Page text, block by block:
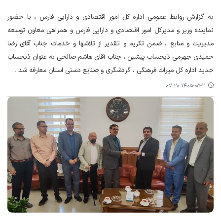
به گزارش روابط عمومی اداره کل امور اقتصادی و دارایی فارس ، با حضور
نماینده وزیر و مدیرکل امور اقتصادی و دارایی فارس و همراهی معاون توسعه
مدیریت و منابع ، ضمن تکریم و تقدیر از تلاشها و خدمات جناب آقای رضا
حمیدی جهرمی ذیحساب پیشین ، جناب آقای هاشم صالحی به عنوان ذیحساب
جدید اداره کل میراث فرهنگی ، گردشگری و صنایع دستی استان معارفه شد .
۱۴۰۵-۰۵-۱۱ ۰۷:۲۰